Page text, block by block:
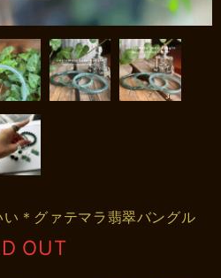
＊グァテマラ翡翠バングル
OUT